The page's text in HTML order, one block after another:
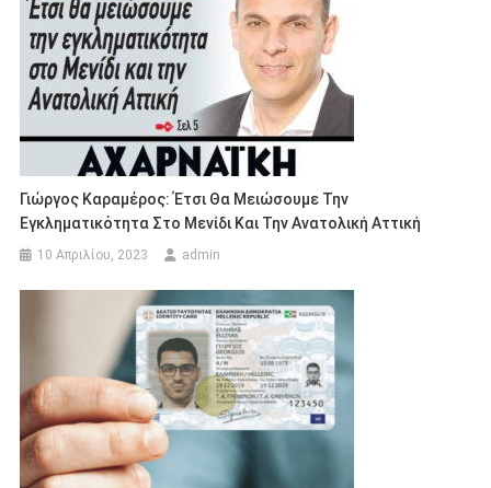
Γιώργος Καραμέρος: Έτσι Θα Μειώσουμε Την
Εγκληματικότητα Στο Μενίδι Και Την Ανατολική Αττική
10 Απριλίου, 2023 admin